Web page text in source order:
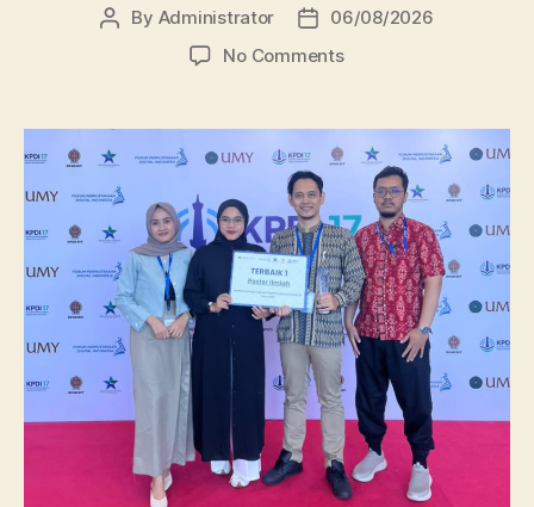
Post
By Administrator
Post
date
06/08/2026
No Commentson
Raih
Juara
Lomba
Poster
Ilmiah
Nasional
di
KPDI
XVII